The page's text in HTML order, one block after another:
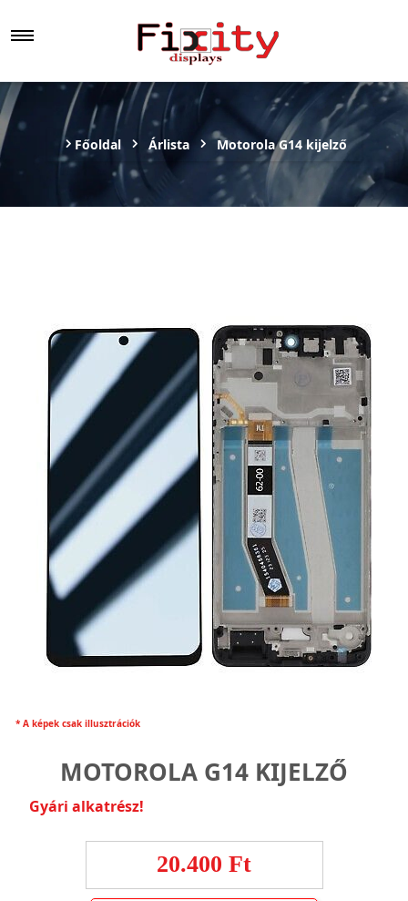
Főoldal Árlista Motorola G14 kijelző
* A képek csak illusztrációk
MOTOROLA G14 KIJELZŐ
Gyári alkatrész!
20.400 Ft